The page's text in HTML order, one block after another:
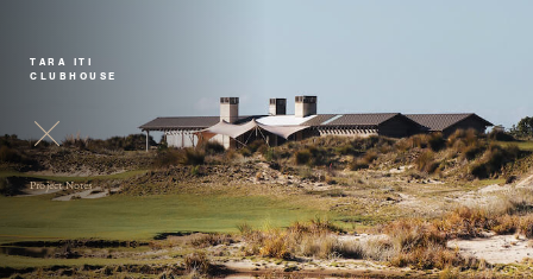
TARA ITI
CLUBHOUSE
Project Notes